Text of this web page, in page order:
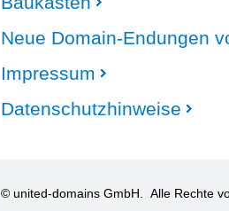
Neue Domain-Endungen
Impressum
Datenschutzhinweise
© united-domains GmbH. Alle Rechte